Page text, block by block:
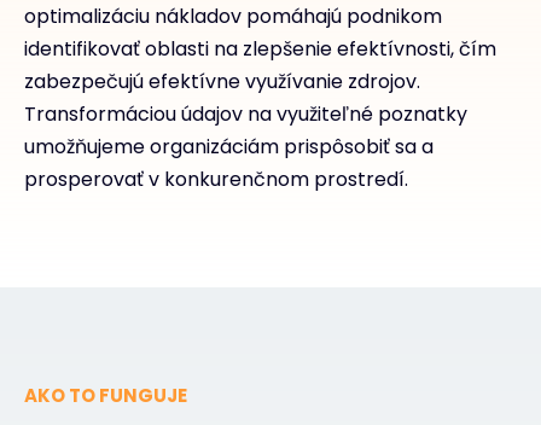
optimalizáciu nákladov pomáhajú podnikom
identifikovať oblasti na zlepšenie efektívnosti, čím
zabezpečujú efektívne využívanie zdrojov.
Transformáciou údajov na využiteľné poznatky
umožňujeme organizáciám prispôsobiť sa a
prosperovať v konkurenčnom prostredí.
AKO TO FUNGUJE